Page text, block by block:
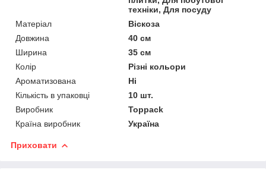
техніки, Для посуду
Матеріал
Віскоза
Довжина
40 см
Ширина
35 см
Колір
Різні кольори
Ароматизована
Ні
Кількість в упаковці
10 шт.
Виробник
Toppack
Країна виробник
Україна
Приховати